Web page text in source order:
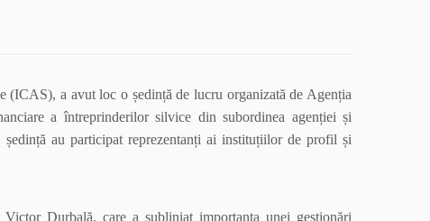
a avut loc o ședință de lucru organizată de Agenția
a întreprinderilor silvice din subordinea agenției și
au participat reprezentanți ai instituțiilor de profil și
Durbală, care a subliniat importanța unei gestionări